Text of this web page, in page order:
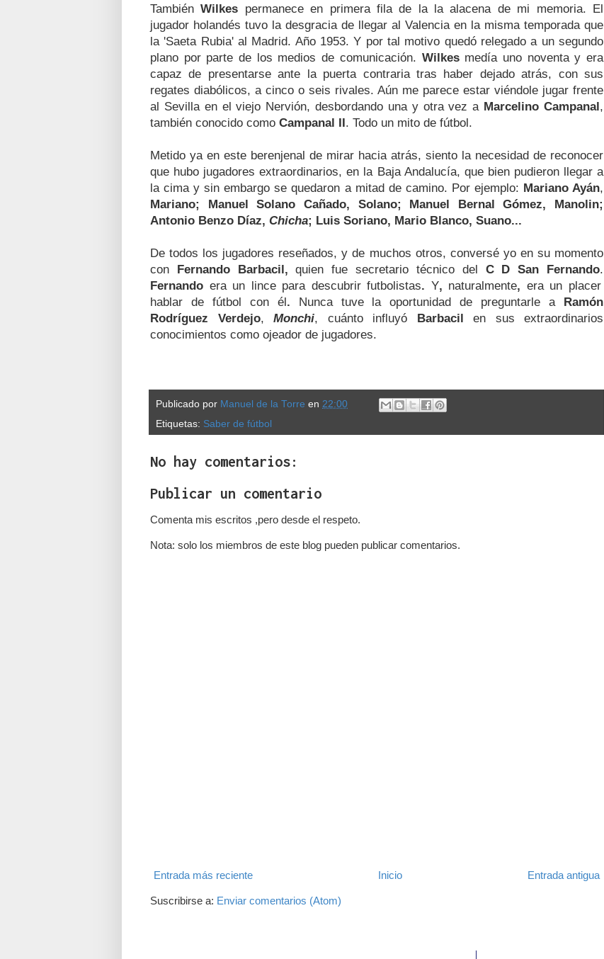
TambiénWilkes permanece en primera fila de la la alacena de mi memoria. El
jugador holandés tuvo la desgracia de llegar al Valencia en la misma temporada que
la 'Saeta Rubia' al Madrid. Año 1953. Y por tal motivo quedó relegado a un segundo
plano por parte de los medios de comunicación. Wilkes medía uno noventa y era
capaz de presentarse ante la puerta contraria tras haber dejado atrás, con sus
regates diabólicos, a cinco o seis rivales. Aún me parece estar viéndole jugar frente
al Sevilla en el viejo Nervión, desbordando una y otra vez a Marcelino Campanal,
también conocido como Campanal II. Todo un mito de fútbol.
Metido ya en este berenjenal de mirar hacia atrás, siento la necesidad de reconocer
que hubo jugadores extraordinarios, en la Baja Andalucía, que bien pudieron llegar a
la cima y sin embargo se quedaron a mitad de camino. Por ejemplo: Mariano Ayán,
Mariano; Manuel Solano Cañado, Solano; Manuel Bernal Gómez, Manolin;
Antonio Benzo Díaz, Chicha; Luis Soriano, Mario Blanco, Suano...
De todos los jugadores reseñados, y de muchos otros, conversé yo en su momento
con Fernando Barbacil,quien fue secretario técnico del C D San Fernando.
Fernando era un lince para descubrir futbolistas. Y, naturalmente, era un placer
hablar
de fútbol con él. Nunca tuve la oportunidad de preguntarle a Ramón
Rodríguez
Verdejo, Monchi, cuánto influyó Barbacil en sus extraordinarios
conocimientos como ojeador de jugadores.
Publicado por Manuel de la Torre en 22:00
Etiquetas: Saber de fútbol
No hay comentarios:
Publicar un comentario
Comenta mis escritos ,pero desde el respeto.
Nota: solo los miembros de este blog pueden publicar comentarios.
Entrada más reciente Entrada antigua
Inicio
Suscribirse a: Enviar comentarios (Atom)